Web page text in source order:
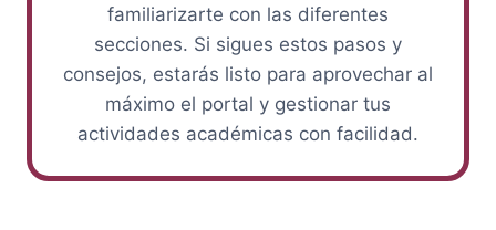
familiarizarte con las diferentes
secciones. Si sigues estos pasos y
consejos, estarás listo para aprovechar al
máximo el portal y gestionar tus
actividades académicas con facilidad.